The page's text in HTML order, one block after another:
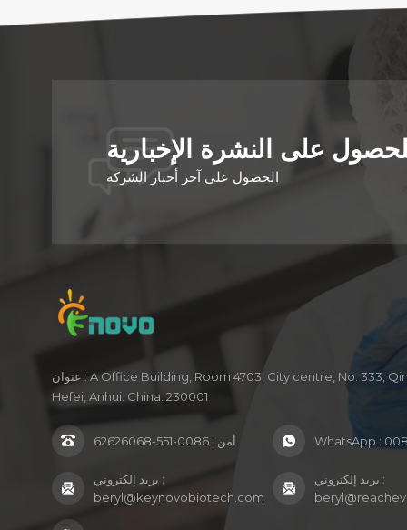
على النشرة الإخبارية
الحصول على آخر أخبار الشركة
عنوان : A Office Building, Room 4703, City centre, No. 333, Qimen Road,
Hefei, Anhui. China. 230001
أمن : 0086-551-62626068 WhatsApp :
بريد إلكتروني :
beryl@keynovobiotech.com
بريد إلكتروني :